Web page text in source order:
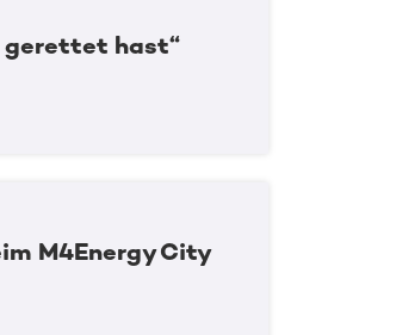
gerettet hast“
M4Energy City